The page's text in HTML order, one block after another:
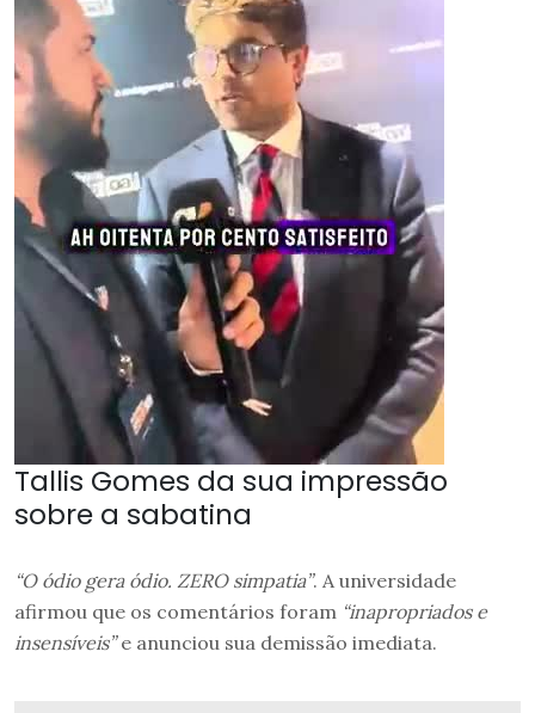
Tallis Gomes da sua impressão
sobre a sabatina
“O ódio gera ódio. ZERO simpatia”. A universidade
afirmou que os comentários foram “inapropriados e
insensíveis”e anunciou sua demissão imediata.